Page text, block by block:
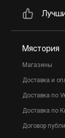
Мястория
Магазины
Доставка и
Доставка по
Доставка по
Договор